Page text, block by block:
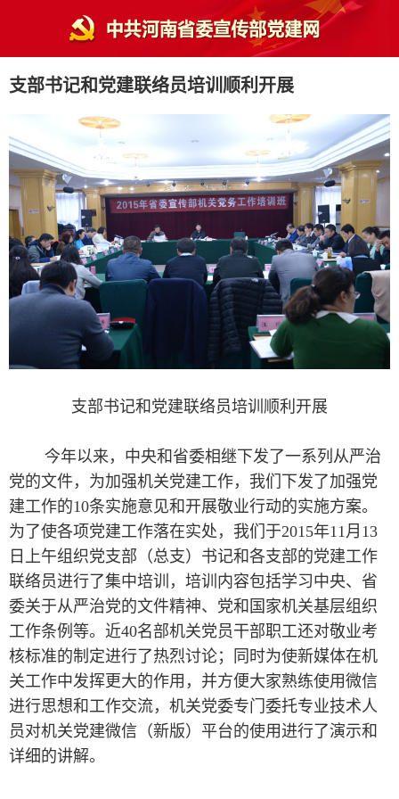
支部书记和党建联络员培训顺利开展
支部书记和党建联络员培训顺利开展
今年以来，中央和省委相继下发了一系列从严治
党的文件，为加强机关党建工作，我们下发了加强党
建工作的10条实施意见和开展敬业行动的实施方案。
为了使各项党建工作落在实处，我们于2015年11月13
日上午组织党支部（总支）书记和各支部的党建工作
联络员进行了集中培训，培训内容包括学习中央、省
委关于从严治党的文件精神、党和国家机关基层组织
工作条例等。近40名部机关党员干部职工还对敬业考
核标准的制定进行了热烈讨论；同时为使新媒体在机
关工作中发挥更大的作用，并方便大家熟练使用微信
进行思想和工作交流，机关党委专门委托专业技术人
员对机关党建微信（新版）平台的使用进行了演示和
详细的讲解。